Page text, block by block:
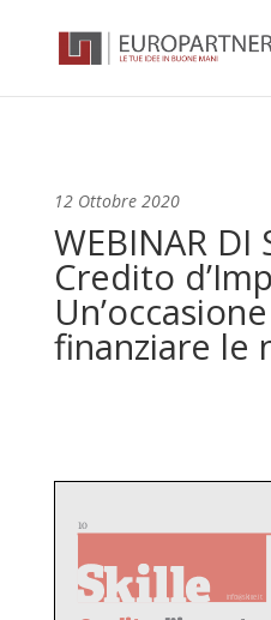
12 Ottobre 2020
WEBINAR DI
Credito
finanziare le